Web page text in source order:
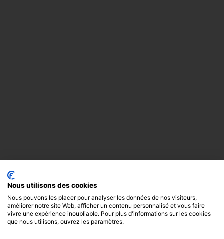
Nous utilisons des cookies
Nous pouvons les placer pour analyser les données de nos visiteurs,
améliorer notre site Web, afficher un contenu personnalisé et vous faire
vivre une expérience inoubliable. Pour plus d'informations sur les cookies
que nous utilisons, ouvrez les paramètres.